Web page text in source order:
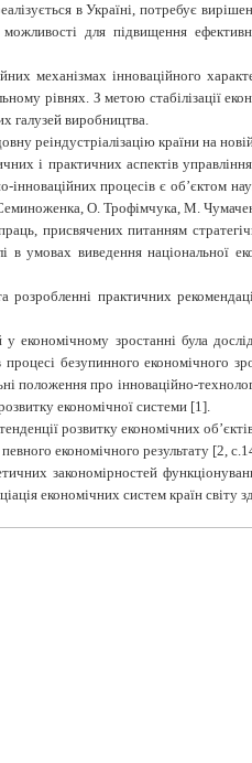
в Україні, потребує
для підвищення
механізмах інноваційного
рівнях. З метою стабілізації
галузей виробництва.
реіндустріалізацію країни на
і практичних аспектів
процесів є об’єктом
О. Трофімчука, М.
присвячених питанням
в умовах виведення
розробленні практичних
у економічному зростанні була
безупинного економічного
про інноваційно-
економічної системи [1].
розвитку економічних
економічного результату [2,
закономір­ностей
економічних систем країн світу